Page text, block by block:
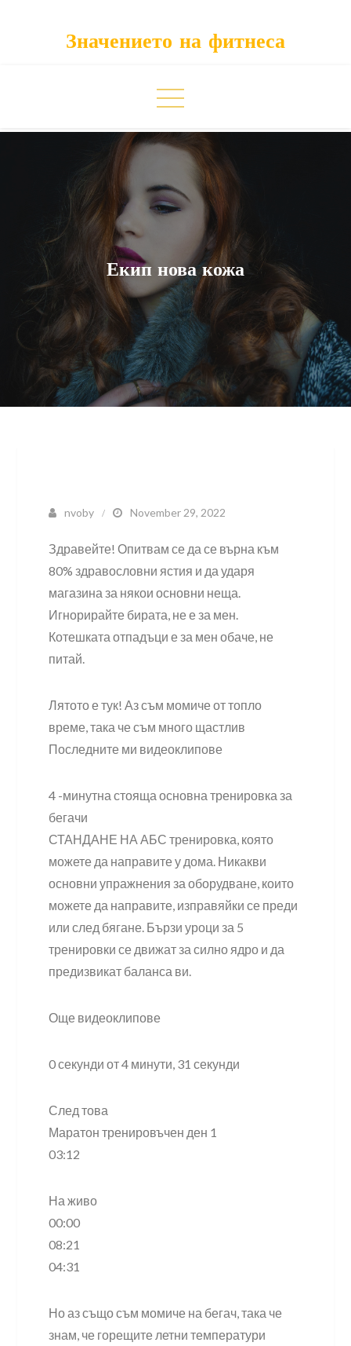
Значението на фитнеса
Екип нова кожа
nvoby November 29, 2022
Здравейте! Опитвам се да се върна към
80% здравословни ястия и да ударя
магазина за някои основни неща.
Игнорирайте бирата, не е за мен.
Котешката отпадъци е за мен обаче, не
питай.
Лятото е тук! Аз съм момиче от топло
време, така че съм много щастлив
Последните ми видеоклипове
4 -минутна стояща основна тренировка за
бегачи
СТАНДАНЕ НА АБС тренировка, която
можете да направите у дома. Никакви
основни упражнения за оборудване, които
можете да направите, изправяйки се преди
или след бягане. Бързи уроци за 5
тренировки се движат за силно ядро ​​и да
предизвикат баланса ви.
Още видеоклипове
0 секунди от 4 минути, 31 секунди
След това
Маратон тренировъчен ден 1
03:12
На живо
00:00
08:21
04:31
Но аз също съм момиче на бегач, така че
знам, че горещите летни температури